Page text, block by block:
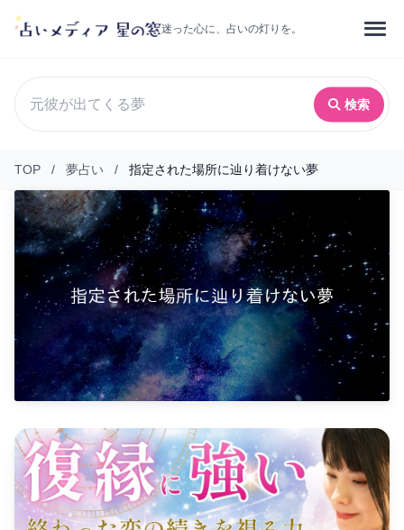
迷った心に、占いの灯りを。
検索
TOP / 夢占い / 指定された場所に辿り着けない夢